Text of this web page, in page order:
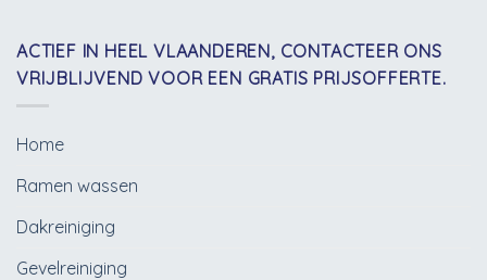
ACTIEF IN HEEL VLAANDEREN, CONTACTEER ONS
VRIJBLIJVEND VOOR EEN GRATIS PRIJSOFFERTE.
Home
Ramen wassen
Dakreiniging
Gevelreiniging